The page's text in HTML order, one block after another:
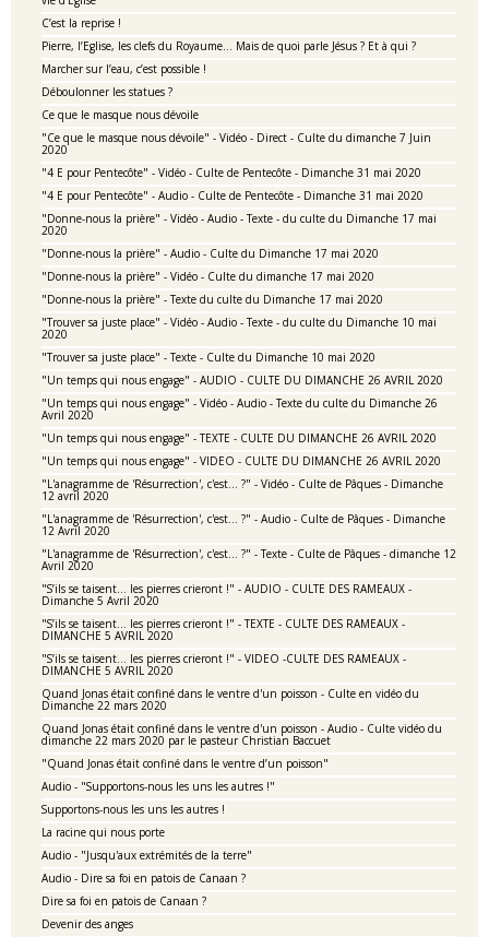
C’est la reprise !
Pierre, l’Eglise, les clefs du Royaume… Mais de quoi parle Jésus ? Et à qui ?
Marcher sur l’eau, c’est possible !
Déboulonner les statues ?
Ce que le masque nous dévoile
"Ce que le masque nous dévoile" - Vidéo - Direct - Culte du dimanche 7 Juin
2020
"4 E pour Pentecôte" - Vidéo - Culte de Pentecôte - Dimanche 31 mai 2020
"4 E pour Pentecôte" - Audio - Culte de Pentecôte - Dimanche 31 mai 2020
"Donne-nous la prière" - Vidéo - Audio - Texte - du culte du Dimanche 17 mai
2020
"Donne-nous la prière" - Audio - Culte du Dimanche 17 mai 2020
"Donne-nous la prière" - Vidéo - Culte du dimanche 17 mai 2020
"Donne-nous la prière" - Texte du culte du Dimanche 17 mai 2020
"Trouver sa juste place" - Vidéo - Audio - Texte - du culte du Dimanche 10 mai
2020
"Trouver sa juste place" - Texte - Culte du Dimanche 10 mai 2020
"Un temps qui nous engage" - AUDIO - CULTE DU DIMANCHE 26 AVRIL 2020
"Un temps qui nous engage" - Vidéo - Audio - Texte du culte du Dimanche 26
Avril 2020
"Un temps qui nous engage" - TEXTE - CULTE DU DIMANCHE 26 AVRIL 2020
"Un temps qui nous engage" - VIDEO - CULTE DU DIMANCHE 26 AVRIL 2020
"L'anagramme de 'Résurrection', c'est... ?" - Vidéo - Culte de Pâques - Dimanche
12 avril 2020
"L'anagramme de 'Résurrection', c'est... ?" - Audio - Culte de Pâques - Dimanche
12 Avril 2020
"L'anagramme de 'Résurrection', c'est... ?" - Texte - Culte de Pâques - dimanche 12
Avril 2020
"S’ils se taisent… les pierres crieront !" - AUDIO - CULTE DES RAMEAUX -
Dimanche 5 Avril 2020
"S’ils se taisent… les pierres crieront !" - TEXTE - CULTE DES RAMEAUX -
DIMANCHE 5 AVRIL 2020
"S’ils se taisent… les pierres crieront !" - VIDEO -CULTE DES RAMEAUX -
DIMANCHE 5 AVRIL 2020
Quand Jonas était confiné dans le ventre d'un poisson - Culte en vidéo du
Dimanche 22 mars 2020
Quand Jonas était confiné dans le ventre d'un poisson - Audio - Culte vidéo du
dimanche 22 mars 2020 par le pasteur Christian Baccuet
"Quand Jonas était confiné dans le ventre d’un poisson"
Audio - "Supportons-nous les uns les autres !"
Supportons-nous les uns les autres !
La racine qui nous porte
Audio - "Jusqu'aux extrémités de la terre"
Audio - Dire sa foi en patois de Canaan ?
Dire sa foi en patois de Canaan ?
Devenir des anges